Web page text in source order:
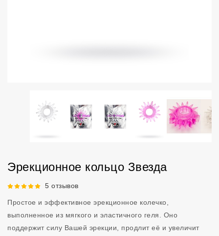
Эрекционное кольцо Звезда
Рейтинг 5 из 5.5 отзывов
Простое и эффективное эрекционное колечко,
выполненное из мягкого и эластичного геля. Оно
поддержит силу Вашей эрекции, продлит её и увеличит